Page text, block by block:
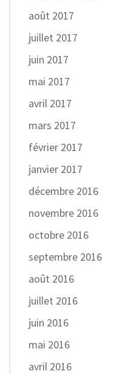
août 2017
juillet 2017
juin 2017
mai 2017
avril 2017
mars 2017
février 2017
janvier 2017
décembre 2016
novembre 2016
octobre 2016
septembre 2016
août 2016
juillet 2016
juin 2016
mai 2016
avril 2016